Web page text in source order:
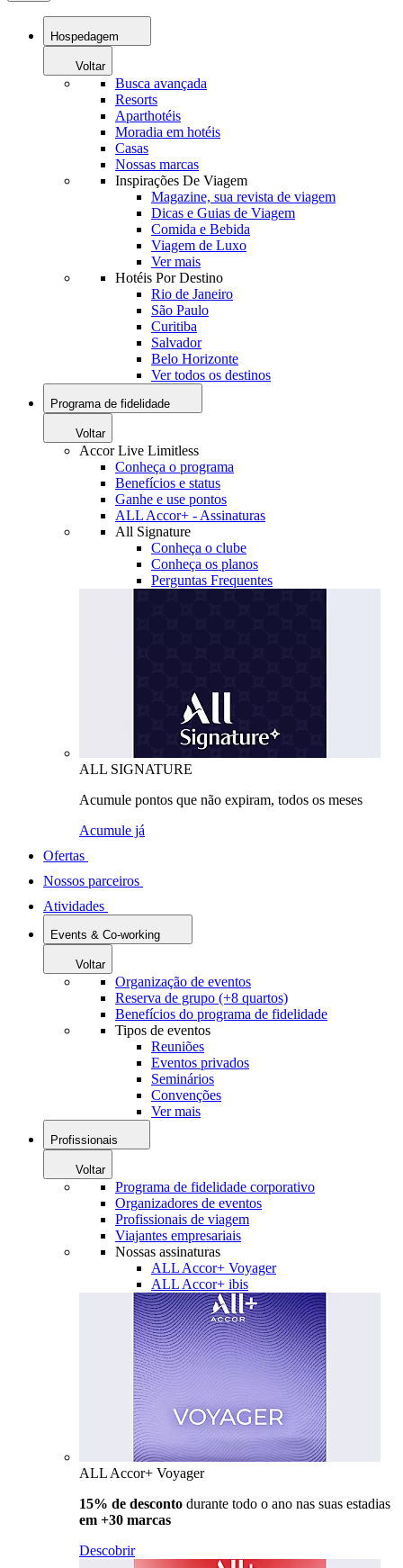
Hospedagem
Voltar
Busca avançada
Resorts
Aparthotéis
Moradia em hotéis
Casas
Nossas marcas
Inspirações De Viagem
Magazine, sua revista de viagem
Dicas e Guias de Viagem
Comida e Bebida
Viagem de Luxo
Ver mais
Hotéis Por Destino
Rio de Janeiro
São Paulo
Curitiba
Salvador
Belo Horizonte
Ver todos os destinos
Programa de fidelidade
Voltar
Accor Live Limitless
Conheça o programa
Benefícios e status
Ganhe e use pontos
ALL Accor+ - Assinaturas
All Signature
Conheça o clube
Conheça os planos
Perguntas Frequentes
ALL SIGNATURE
Acumule pontos que não expiram, todos os meses
Acumule já
Ofertas
Nossos parceiros
Atividades
Events & Co-working
Voltar
Organização de eventos
Reserva de grupo (+8 quartos)
Benefícios do programa de fidelidade
Tipos de eventos
Reuniões
Eventos privados
Seminários
Convenções
Ver mais
Profissionais
Voltar
Programa de fidelidade corporativo
Organizadores de eventos
Profissionais de viagem
Viajantes empresariais
Nossas assinaturas
ALL Accor+ Voyager
ALL Accor+ ibis
ALL Accor+ Voyager
15% de desconto durante todo o ano nas suas estadias
em +30 marcas
Descobrir